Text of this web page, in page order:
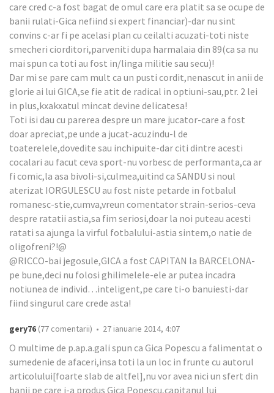
care cred c-a fost bagat de omul care era platit sa se ocupe de
banii rulati-Gica nefiind si expert financiar)-dar nu sint
convins c-ar fi pe acelasi plan cu ceilalti acuzati-toti niste
smecheri ciorditori,parveniti dupa harmalaia din 89(ca sa nu
mai spun ca toti au fost in/linga militie sau secu)!
Dar mi se pare cam mult ca un pusti cordit,nenascut in anii de
glorie ai lui GICA,se fie atit de radical in optiuni-sau,ptr. 2 lei
in plus,kxakxatul mincat devine delicatesa!
Toti isi dau cu parerea despre un mare jucator-care a fost
doar apreciat,pe unde a jucat-acuzindu-l de
toaterelele,dovedite sau inchipuite-dar citi dintre acesti
cocalari au facut ceva sport-nu vorbesc de performanta,ca ar
fi comic,la asa bivoli-si,culmea,uitind ca SANDU si noul
aterizat IORGULESCU au fost niste petarde in fotbalul
romanesc-stie,cumva,vreun comentator strain-serios-ceva
despre ratatii astia,sa fim seriosi,doar la noi puteau acesti
ratati sa ajunga la virful fotbalului-astia sintem,o natie de
oligofreni?!@
@RICCO-bai jegosule,GICA a fost CAPITAN la BARCELONA-
pe bune,deci nu folosi ghilimelele-ele ar putea incadra
notiunea de individ…inteligent,pe care ti-o banuiesti-dar
fiind singurul care crede asta!
gery76 (77 comentarii) • 27 ianuarie 2014, 4:07
O multime de p.ap.a.gali spun ca Gica Popescu a falimentat o
sumedenie de afaceri,insa toti la un loc in frunte cu autorul
articolului[foarte slab de altfel],nu vor avea nici un sfert din
banii pe care i-a produs Gica Popescu,capitanul lui